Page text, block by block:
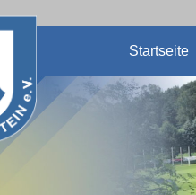
Startseite